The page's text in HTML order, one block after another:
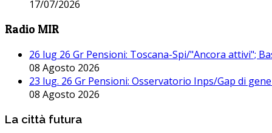
17/07/2026
Radio MIR
26 lug 26 Gr Pensioni: Toscana-Spi/"Ancora attivi";
08 Agosto 2026
23 lug. 26 Gr Pensioni: Osservatorio Inps/Gap di
08 Agosto 2026
La città futura